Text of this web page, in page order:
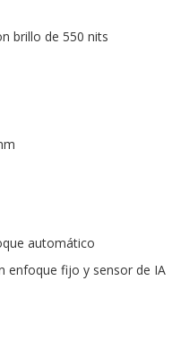
brillo de 550 nits
automático
enfoque fijo y sensor de IA